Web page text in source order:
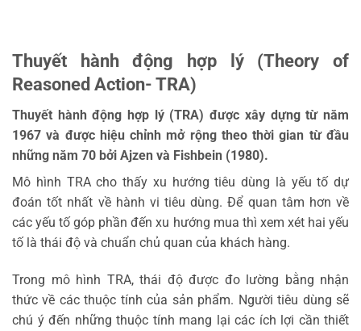
Thuyết hành động hợp lý (Theory of
Reasoned Action- TRA)
Thuyết hành động hợp lý (TRA) được xây dựng từ năm
1967 và được hiệu chỉnh mở rộng theo thời gian từ đầu
những năm 70 bởi Ajzen và Fishbein (1980).
Mô hình TRA cho thấy xu hướng tiêu dùng là yếu tố dự
đoán tốt nhất về hành vi tiêu dùng. Để quan tâm hơn về
các yếu tố góp phần đến xu hướng mua thì xem xét hai yếu
tố là thái độ và chuẩn chủ quan của khách hàng.
Trong mô hình TRA, thái độ được đo lường bằng nhận
thức về các thuộc tính của sản phẩm. Người tiêu dùng sẽ
chú ý đến những thuộc tính mang lại các ích lợi cần thiết